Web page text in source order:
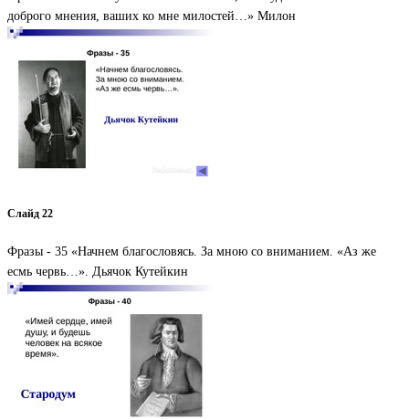
доброго мнения, ваших ко мне милостей…» Милон
Слайд 22
Фразы - 35 «Начнем благословясь. За мною со вниманием. «Аз же
есмь червь…». Дьячок Кутейкин